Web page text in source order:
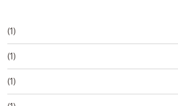
(1)
(1)
(1)